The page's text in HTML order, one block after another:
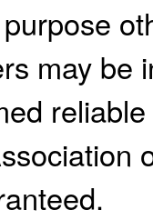
may be